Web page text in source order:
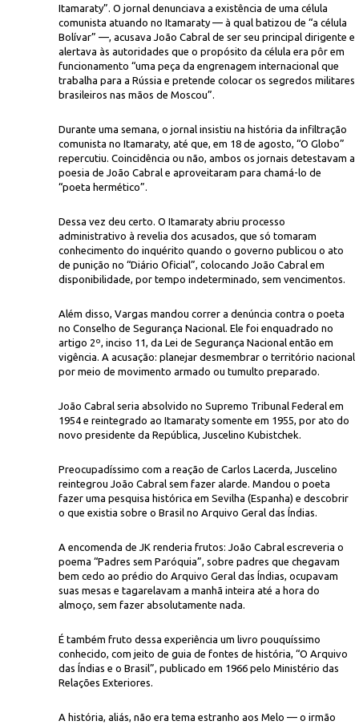
Itamaraty”. O jornal denunciava a existência de uma célula
comunista atuando no Itamaraty — à qual batizou de “a célula
Bolívar” —, acusava João Cabral de ser seu principal dirigente e
alertava às autoridades que o propósito da célula era pôr em
funcionamento “uma peça da engrenagem internacional que
trabalha para a Rússia e pretende colocar os segredos militares
brasileiros nas mãos de Moscou”.
Durante uma semana, o jornal insistiu na história da infiltração
comunista no Itamaraty, até que, em 18 de agosto, “O Globo”
repercutiu. Coincidência ou não, ambos os jornais detestavam a
poesia de João Cabral e aproveitaram para chamá-lo de
“poeta hermético”.
Dessa vez deu certo. O Itamaraty abriu processo
administrativo à revelia dos acusados, que só tomaram
conhecimento do inquérito quando o governo publicou o ato
de punição no “Diário Oficial”, colocando João Cabral em
disponibilidade, por tempo indeterminado, sem vencimentos.
Além disso, Vargas mandou correr a denúncia contra o poeta
no Conselho de Segurança Nacional. Ele foi enquadrado no
artigo 2º, inciso 11, da Lei de Segurança Nacional então em
vigência. A acusação: planejar desmembrar o território nacional
por meio de movimento armado ou tumulto preparado.
João Cabral seria absolvido no Supremo Tribunal Federal em
1954 e reintegrado ao Itamaraty somente em 1955, por ato do
novo presidente da República, Juscelino Kubistchek.
Preocupadíssimo com a reação de Carlos Lacerda, Juscelino
reintegrou João Cabral sem fazer alarde. Mandou o poeta
fazer uma pesquisa histórica em Sevilha (Espanha) e descobrir
o que existia sobre o Brasil no Arquivo Geral das Índias.
A encomenda de JK renderia frutos: João Cabral escreveria o
poema “Padres sem Paróquia”, sobre padres que chegavam
bem cedo ao prédio do Arquivo Geral das Índias, ocupavam
suas mesas e tagarelavam a manhã inteira até a hora do
almoço, sem fazer absolutamente nada.
É também fruto dessa experiência um livro pouquíssimo
conhecido, com jeito de guia de fontes de história, “O Arquivo
das Índias e o Brasil”, publicado em 1966 pelo Ministério das
Relações Exteriores.
A história, aliás, não era tema estranho aos Melo — o irmão